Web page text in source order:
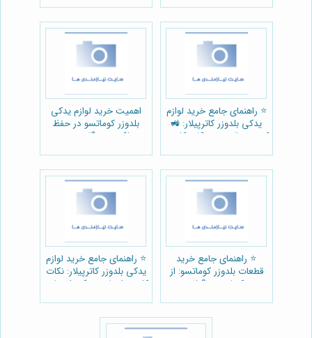
⭐️ راهنمای جامع خرید لوازم
یدکی بلدوزر کاترپیلار: 🚜
کیفیت، قیمت و نکات کلیدی
اهمیت خرید لوازم یدکی
بلدوزر کوماتسو در حفظ
عملکرد دستگاه:مجموعه
⭐️ راهنمای جامع خرید
قطعات بلدوزر کوماتسو: از
کجا بخریم؟ 🚜
⭐️ راهنمای جامع خرید لوازم
یدکی بلدوزر کاترپیلار: نکات
کلیدی از پارت یدک راهسازی